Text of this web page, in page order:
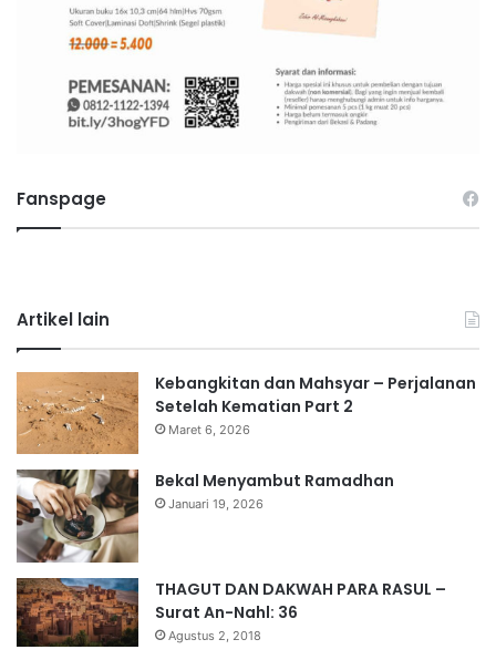
Fanspage
Artikel lain
Kebangkitan dan Mahsyar – Perjalanan
Setelah Kematian Part 2
Maret 6, 2026
Bekal Menyambut Ramadhan
Januari 19, 2026
THAGUT DAN DAKWAH PARA RASUL –
Surat An-Nahl: 36
Agustus 2, 2018